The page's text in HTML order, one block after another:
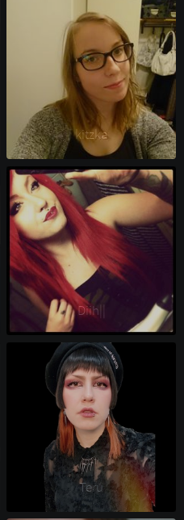
kitzka
Diih||
Teru